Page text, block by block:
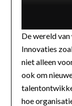
De wereld
Innovaties
niet alleen
ook om
hoe